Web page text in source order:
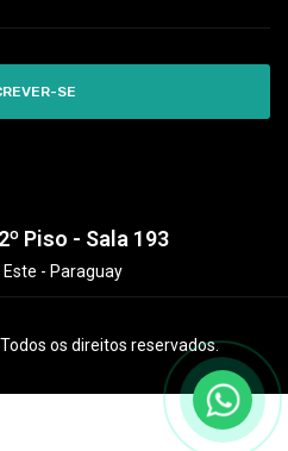
SE
Piso - Sala 193
- Paraguay
os direitos reservados.